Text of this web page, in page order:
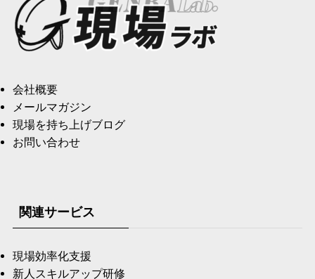
会社概要
メールマガジン
現場を持ち上げブログ
お問い合わせ
関連サービス
現場効率化支援
新人スキルアップ研修